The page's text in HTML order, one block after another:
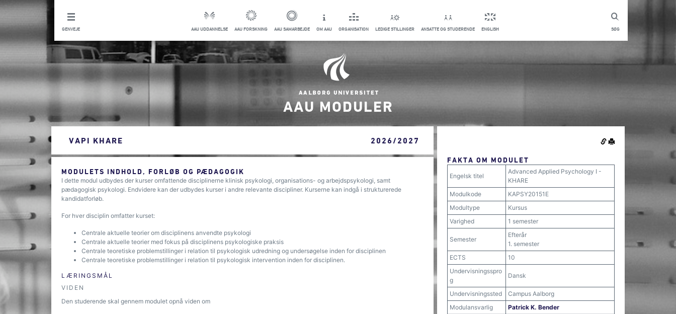
SØG
GENVEJE AAU UDDANNELSE AAU FORSKNING AAU SAMARBEJDE OM AAU ORGANISATION LEDIGE STILLINGER ANSATTE OG STUDERENDE ENGLISH
AAU MODULER
VAPI KHARE 2026/2027
MODULETS INDHOLD, FORLØB OG PÆDAGOGIK
I dette modul udbydes der kurser omfattende disciplinerne klinisk psykologi, organisations- og arbejdspsykologi, samt
pædagogisk psykologi. Endvidere kan der udbydes kurser i andre relevante discipliner. Kurserne kan indgå i strukturerede
kandidatforløb.
For hver disciplin omfatter kurset:
Centrale aktuelle teorier om disciplinens anvendte psykologi
Centrale aktuelle teorier med fokus på disciplinens psykologiske praksis
Centrale teoretiske problemstillinger i relation til psykologisk udredning og undersøgelse inden for disciplinen
Centrale teoretiske problemstillinger i relation til psykologisk intervention inden for disciplinen.
LÆRINGSMÅL
VIDEN
Den studerende skal gennem modulet opnå viden om
FAKTA OM MODULET
Engelsk titel
Advanced Applied Psychology I -
KHARE
Modulkode
KAPSY20151E
Modultype
Kursus
Varighed
1 semester
Semester
Efterår
1. semester
ECTS
10
Undervisningsspro
g
Dansk
Undervisningssted
Campus Aalborg
Modulansvarlig
Patrick K. Bender